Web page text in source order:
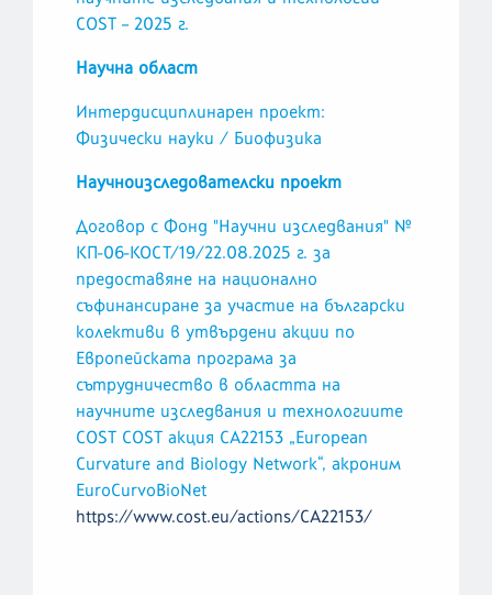
COST – 2025 г.
Научна област
Интердисциплинарен проект:
Физически науки / Биофизика
Научноизследователски проект
Договор с Фонд "Научни изследвания" №
КП-06-КОСТ/19/22.08.2025 г. за
предоставяне на национално
съфинансиране за участие на български
колективи в утвърдени акции по
Европейската програма за
сътрудничество в областта на
научните изследвания и технологиите
COST COST акция CA22153 „European
Curvature and Biology Network“, акроним
EuroCurvoBioNet
https://www.cost.eu/actions/CA22153/